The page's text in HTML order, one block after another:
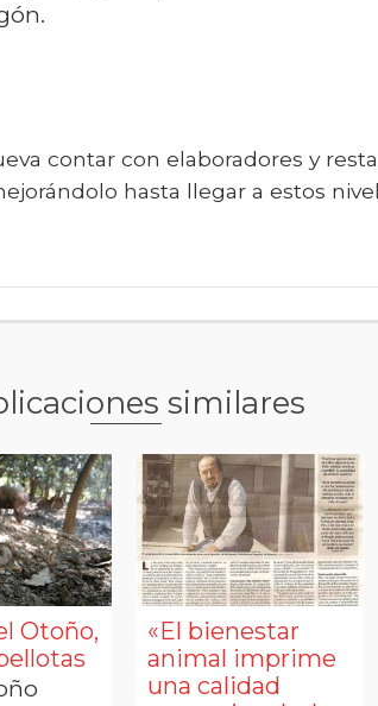
contar con elaboradores y
hasta llegar a estos
similares
Otoño,
«El bienestar
animal imprime
una calidad